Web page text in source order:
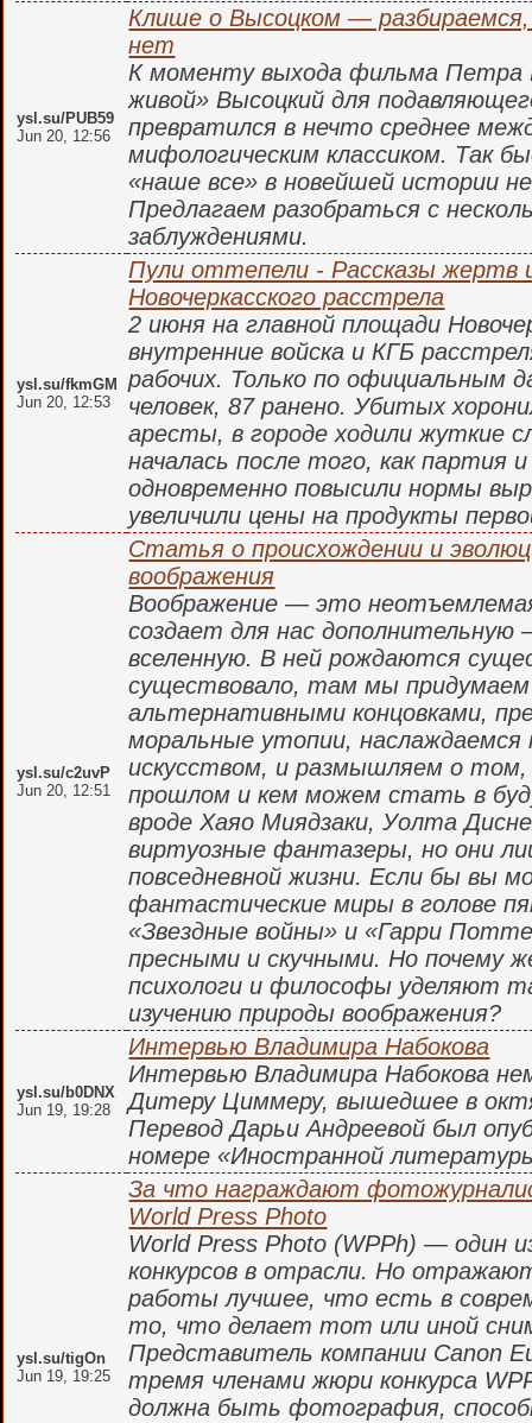
ysl.su/PUB59
Jun 20, 12:56
Клише о Высоцком —
нет
К моменту выхода фильма Петра
живой» Высоцкий для
превратился в нечто среднее
мифологическим классиком. Так
«наше все» в новейшей истории
Предлагаем разобраться с
заблуждениями.
ysl.su/fkmGM
Jun 20, 12:53
Пули оттепели - Рассказы жертв
Новочеркасского расстрела
2 июня на главной площади
внутренние войска и КГБ
рабочих. Только по официальным
человек, 87 ранено. Убитых
аресты, в городе ходили жуткие
началась после того, как партия
одновременно повысили нормы
увеличили цены на продукты
ysl.su/c2uvP
Jun 20, 12:51
Статья о происхождении и
воображения
Воображение — это
создает для нас
вселенную. В ней рождаются
существовало, там мы
альтернативными концовками,
моральные утопии,
искусством, и размышляем о
прошлом и кем можем стать в
вроде Хаяо Миядзаки, Уолта
виртуозные фантазеры, но они
повседневной жизни. Если бы вы
фантастические миры в голове
«Звездные войны» и «Гарри
пресными и скучными. Но почему
психологи и философы уделяют
изучению природы воображения?
ysl.su/b0DNX
Jun 19, 19:28
Интервью Владимира Набокова
Интервью Владимира Набокова
Дитеру Циммеру, вышедшее в
Перевод Дарьи Андреевой был
номере «Иностранной
ysl.su/tigOn
Jun 19, 19:25
За что награждают
World Press Photo
World Press Photo (WPPh) — один
конкурсов в отрасли. Но
работы лучшее, что есть в
то, что делает тот или иной
Представитель компании Canon
тремя членами жюри конкурса
должна быть фотография,